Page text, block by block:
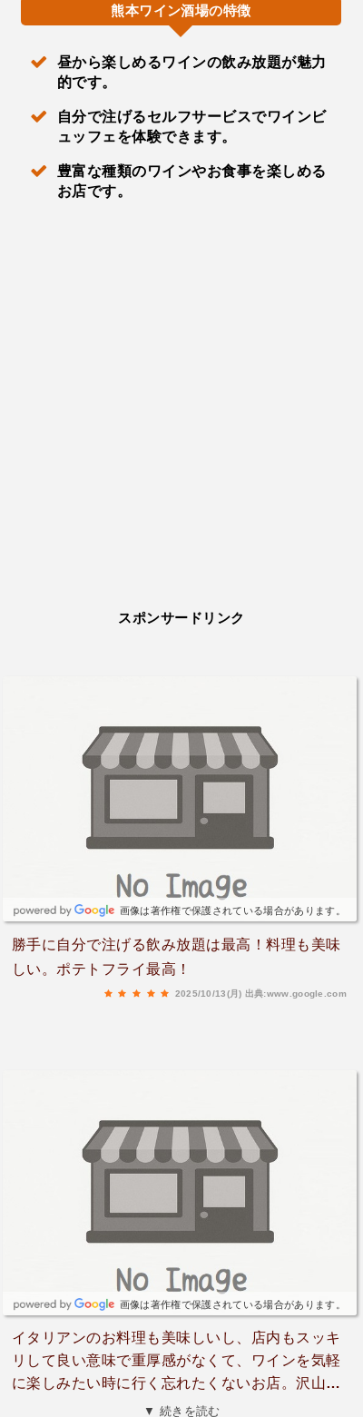
熊本ワイン酒場の特徴
昼から楽しめるワインの飲み放題が魅力
的です。
自分で注げるセルフサービスでワインビ
ュッフェを体験できます。
豊富な種類のワインやお食事を楽しめる
お店です。
スポンサードリンク
画像は著作権で保護されている場合があります。
勝手に自分で注げる飲み放題は最高！料理も美味
しい。ポテトフライ最高！
2025/10/13(月) 出典:www.google.com
画像は著作権で保護されている場合があります。
イタリアンのお料理も美味しいし、店内もスッキ
リして良い意味で重厚感がなくて、ワインを気軽
に楽しみたい時に行く忘れたくないお店。沢山飲
むぞーと思っても3〜5杯位なんですけどね、赤白
▼ 続きを読む